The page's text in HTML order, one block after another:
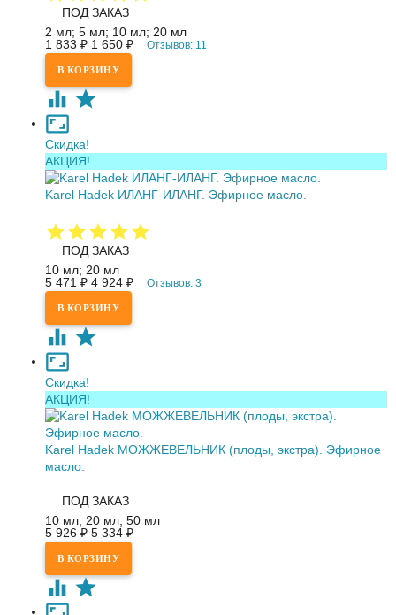
ПОД ЗАКАЗ
2 мл; 5 мл; 10 мл; 20 мл
1 833 ₽ 1 650 ₽ Отзывов: 11
Скидка!
АКЦИЯ!
Karel Hadek ИЛАНГ-ИЛАНГ. Эфирное масло.
ПОД ЗАКАЗ
10 мл; 20 мл
5 471 ₽ 4 924 ₽ Отзывов: 3
Скидка!
АКЦИЯ!
Karel Hadek МОЖЖЕВЕЛЬНИК (плоды, экстра). Эфирное
масло.
ПОД ЗАКАЗ
10 мл; 20 мл; 50 мл
5 926 ₽ 5 334 ₽